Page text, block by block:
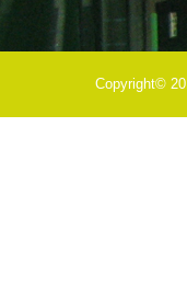
Copyright©